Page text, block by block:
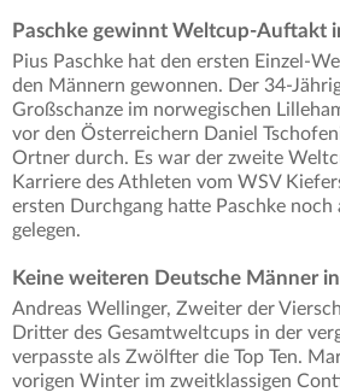
Paschke gewinnt Weltcup-Auftakt
Pius Paschke hat den ersten Einzel-
den Männern gewonnen. Der 34-
Großschanze im norwegischen
vor den Österreichern Daniel
Ortner durch. Es war der zweite
Karriere des Athleten vom WSV
ersten Durchgang hatte Paschke noch
gelegen.
Keine weiteren Deutsche Männer
Andreas Wellinger, Zweiter der
Dritter des Gesamtweltcups in der
verpasste als Zwölfter die Top Ten.
vorigen Winter im zweitklassigen